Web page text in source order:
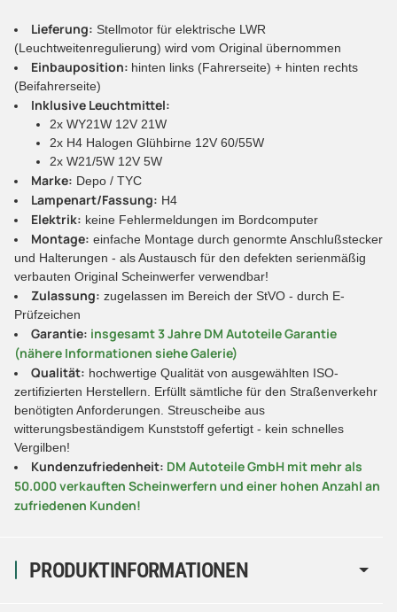
PRODUKTINFORMATIONEN
Lieferung: Stellmotor für elektrische LWR
(Leuchtweitenregulierung) wird vom Original übernommen
Einbauposition: hinten links (Fahrerseite) + hinten rechts
(Beifahrerseite)
Inklusive Leuchtmittel:
2x WY21W 12V 21W
2x H4 Halogen Glühbirne 12V 60/55W
2x W21/5W 12V 5W
Marke: Depo / TYC
Lampenart/Fassung: H4
Elektrik: keine Fehlermeldungen im Bordcomputer
Montage: einfache Montage durch genormte Anschlußstecker
und Halterungen - als Austausch für den defekten serienmäßig
verbauten Original Scheinwerfer verwendbar!
Zulassung: zugelassen im Bereich der StVO - durch E-
Prüfzeichen
Garantie: insgesamt 3 Jahre DM Autoteile Garantie
(nähere Informationen siehe Galerie)
Qualität: hochwertige Qualität von ausgewählten ISO-
zertifizierten Herstellern. Erfüllt sämtliche für den Straßenverkehr
benötigten Anforderungen. Streuscheibe aus
witterungsbeständigem Kunststoff gefertigt - kein schnelles
Vergilben!
Kundenzufriedenheit: DM Autoteile GmbH mit mehr als
50.000 verkauften Scheinwerfern und einer hohen Anzahl an
zufriedenen Kunden!